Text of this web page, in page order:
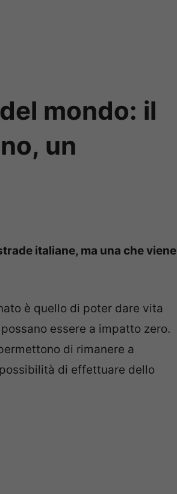
mondo: il
un
italiane, ma una che viene
è quello di poter dare vita
essere a impatto zero.
di rimanere a
di effettuare dello